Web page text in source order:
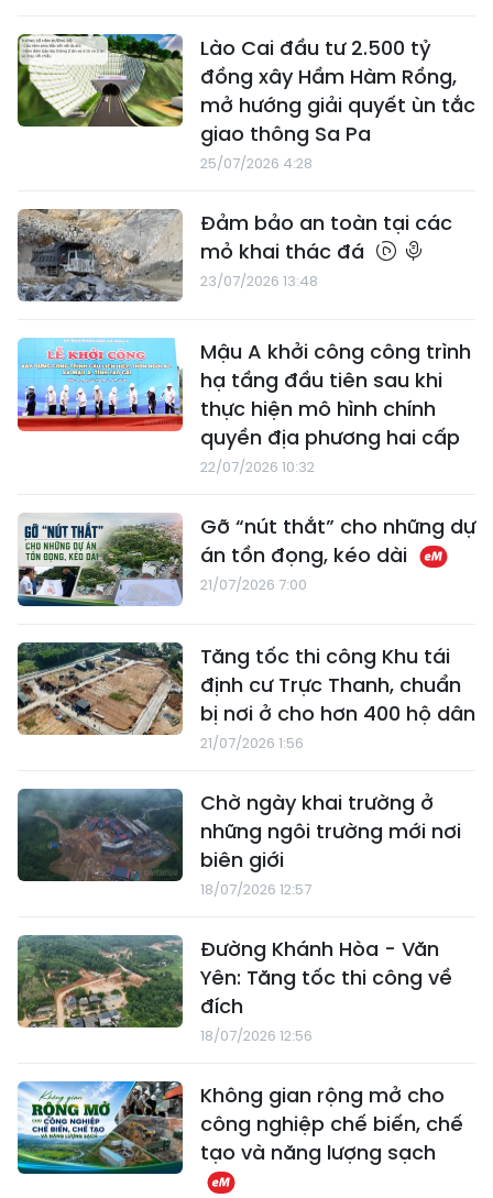
Lào Cai đầu tư 2.500 tỷ
đồng xây Hầm Hàm Rồng,
mở hướng giải quyết ùn tắc
giao thông Sa Pa
25/07/2026 4:28
Đảm bảo an toàn tại các
mỏ khai thác đá
23/07/2026 13:48
Mậu A khởi công công trình
hạ tầng đầu tiên sau khi
thực hiện mô hình chính
quyền địa phương hai cấp
22/07/2026 10:32
Gỡ “nút thắt” cho những dự
án tồn đọng, kéo dài
21/07/2026 7:00
Tăng tốc thi công Khu tái
định cư Trực Thanh, chuẩn
bị nơi ở cho hơn 400 hộ dân
21/07/2026 1:56
Chờ ngày khai trường ở
những ngôi trường mới nơi
biên giới
18/07/2026 12:57
Đường Khánh Hòa - Văn
Yên: Tăng tốc thi công về
đích
18/07/2026 12:56
Không gian rộng mở cho
công nghiệp chế biến, chế
tạo và năng lượng sạch